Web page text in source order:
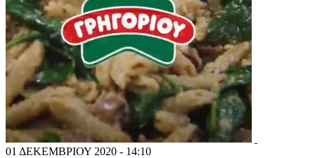
01 ΔΕΚΕΜΒΡΙΟΥ 2020 - 14:10